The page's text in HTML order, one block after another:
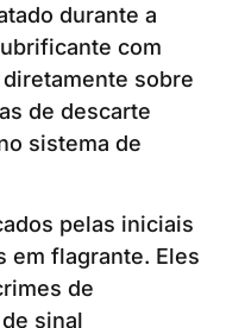
durante a
com
sobre
de descarte
sistema de
pelas iniciais
em flagrante. Eles
de
sinal